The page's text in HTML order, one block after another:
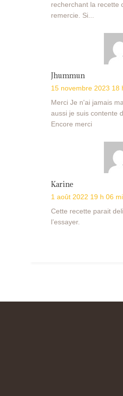
recherchant la recette
remercie. Si...
Jhummun
15 novembre 2023 18
Merci Je n'ai jamais
aussi je suis contente
Encore merci
Karine
1 août 2022 19 h 06
Cette recette parait
l’essayer.